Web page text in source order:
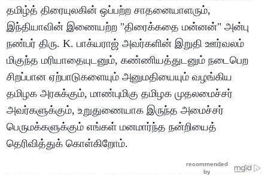
தமிழ்த் திரையுலகின் ஒப்பற்ற சாதனையாளரும்,
இந்தியாவின் இணையற்ற "திரைக்கதை மன்னன்" அன்பு
நண்பர் திரு. K. பாக்யராஜ் அவர்களின் இறுதி ஊர்வலம்
மிகுந்த மரியாதையுடனும், கண்ணியத்துடனும் நடைபெற
சிறப்பான ஏற்பாடுகளையும் அனுமதியையும் வழங்கிய
தமிழக அரசுக்கும், மாண்புமிகு தமிழக முதலமைச்சர்
அவர்களுக்கும், உறுதுணையாக இருந்த அமைச்சர்
பெருமக்களுக்கும் எங்கள் மனமார்ந்த நன்றியைத்
தெரிவித்துக் கொள்கிறோம்.